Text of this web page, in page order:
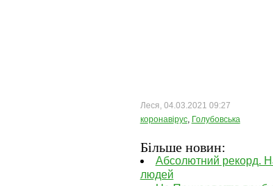
Леся, 04.03.2021 09:27
коронавірус, Голубовська
Більше новин:
Абсолютний рекорд.
людей